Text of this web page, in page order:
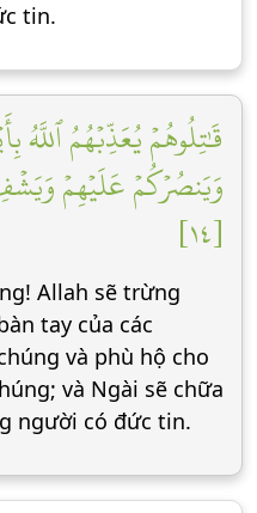
tin.
قَٰتِلُوهُمۡ يُعَذِّبۡهُمُ
وَيَنصُرۡكُمۡ عَلَيۡهِمۡ
[١٤]
Allah sẽ trừng
tay của các
và phù hộ cho
và Ngài sẽ chữa
người có đức tin.